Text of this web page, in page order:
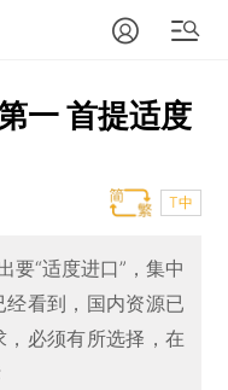
一 首提适度
T中
要“适度进口”，集中
看到，国内资源已
必须有所选择，在